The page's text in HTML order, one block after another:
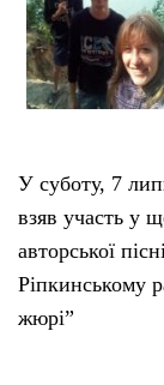
У суботу, 7
взяв участь у
авторської
Ріпкинському
жюрі”